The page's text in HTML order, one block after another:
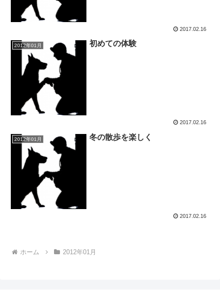
2017.02.16
2012年01月 初めての体験
2017.02.16
2012年01月 冬の散歩を楽しく
2017.02.16
ホーム 2012年01月